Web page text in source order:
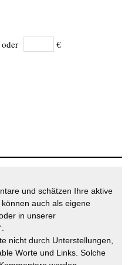
oder €
und schätzen Ihre aktive
auch als eigene
in unserer
nicht durch Unterstellungen,
Worte und Links. Solche